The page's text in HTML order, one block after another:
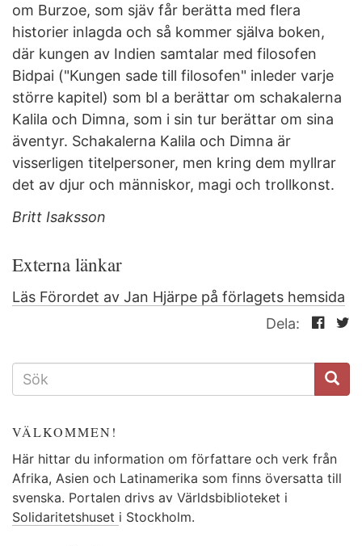
om Burzoe, som sjäv får berätta med flera
historier inlagda och så kommer själva boken,
där kungen av Indien samtalar med filosofen
Bidpai ("Kungen sade till filosofen" inleder varje
större kapitel) som bl a berättar om schakalerna
Kalila och Dimna, som i sin tur berättar om sina
äventyr. Schakalerna Kalila och Dimna är
visserligen titelpersoner, men kring dem myllrar
det av djur och människor, magi och trollkonst.
Britt Isaksson
Externa länkar
Läs Förordet av Jan Hjärpe på förlagets hemsida
Dela:
SÖKFORMULÄR
VÄLKOMMEN!
Här hittar du information om författare och verk från
Afrika, Asien och Latinamerika som finns översatta till
svenska. Portalen drivs av Världsbiblioteket i
Solidaritetshuset i Stockholm.